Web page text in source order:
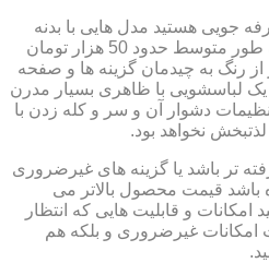
جویی هستید مدل هایی با بدنه
سفید رنگ را انتخاب کنید که به طور متوسط حدود 50 هزار تومان
از رنگ به چیدمان گزینه ها و صفحه
یک لباسشویی با ظاهری بسیار مدرن
دشوار آن و سر و کله زدن با
نخواهد بود.
تر باشد یا گزینه های غیرضروری
قیمت محصول بالاتر می
و قابلیت هایی که انتظار
امکانات غیرضروری و بلکه هم